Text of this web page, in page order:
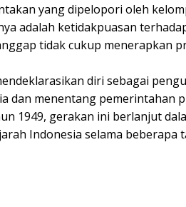
yang dipelopori oleh
adalah ketidakpuasan
tidak cukup menerapkan
diri sebagai
dan menentang pemerintahan
1949, gerakan ini berlanjut
Indonesia selama beberapa